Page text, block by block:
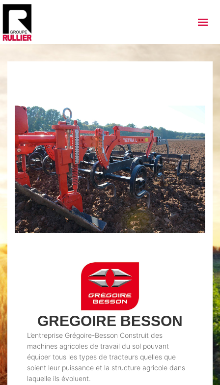
GREGOIRE BESSON
L’entreprise Grégoire-Besson Construit des
machines agricoles de travail du sol pouvant
équiper tous les types de tracteurs quelles que
soient leur puissance et la structure agricole dans
laquelle ils évoluent.